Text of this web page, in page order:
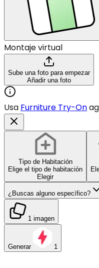
Montaje virtual
Sube una foto para empezar
Añadir una foto
Usa Furniture Try-On
Tipo de Habitación
Elige el tipo de habitación
Elegir
¿Buscas alguno específico?
1 imagen
Generar 1